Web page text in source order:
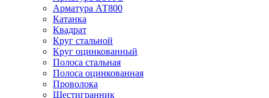
Арматура АТ800
Катанка
Квадрат
Круг стальной
Круг оцинкованный
Полоса стальная
Полоса оцинкованная
Проволока
Шестигранник